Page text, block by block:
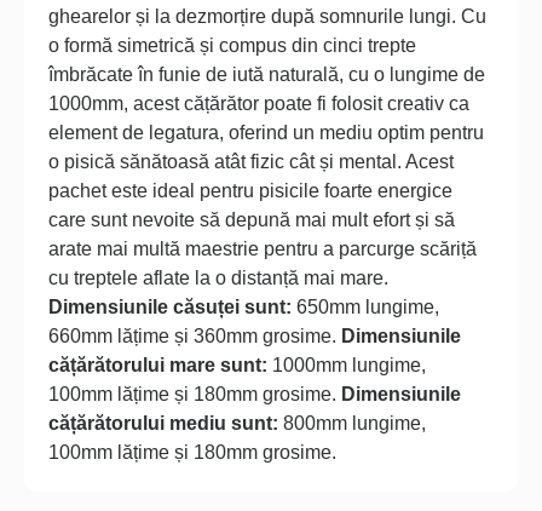
ghearelor și la dezmorțire după somnurile lungi. Cu
o formă simetrică și compus din cinci trepte
îmbrăcate în funie de iută naturală, cu o lungime de
1000mm, acest cățărător poate fi folosit creativ ca
element de legatura, oferind un mediu optim pentru
o pisică sănătoasă atât fizic cât și mental. Acest
pachet este ideal pentru pisicile foarte energice
care sunt nevoite să depună mai mult efort și să
arate mai multă maestrie pentru a parcurge scăriță
cu treptele aflate la o distanță mai mare.
Dimensiunile căsuței sunt: 650mm lungime,
660mm lățime și 360mm grosime. Dimensiunile
cățărătorului mare sunt: 1000mm lungime,
100mm lățime și 180mm grosime. Dimensiunile
cățărătorului mediu sunt: 800mm lungime,
100mm lățime și 180mm grosime.